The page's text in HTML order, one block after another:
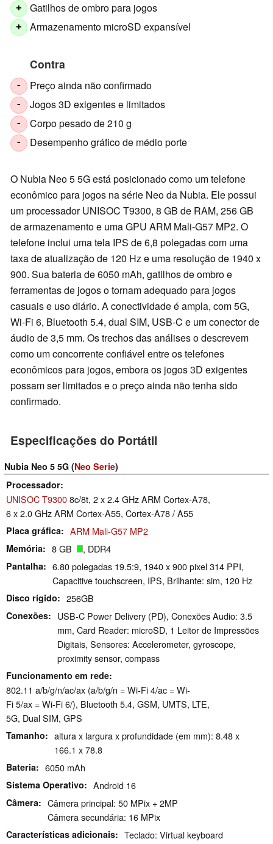
+ Gatilhos de ombro para jogos
+ Armazenamento microSD expansível
Contra
- Preço ainda não confirmado
- Jogos 3D exigentes e limitados
- Corpo pesado de 210 g
- Desempenho gráfico de médio porte
O Nubia Neo 5 5G está posicionado como um telefone
econômico para jogos na série Neo da Nubia. Ele possui
um processador UNISOC T9300, 8 GB de RAM, 256 GB
de armazenamento e uma GPU ARM Mali-G57 MP2. O
telefone inclui uma tela IPS de 6,8 polegadas com uma
taxa de atualização de 120 Hz e uma resolução de 1940 x
900. Sua bateria de 6050 mAh, gatilhos de ombro e
ferramentas de jogos o tornam adequado para jogos
casuais e uso diário. A conectividade é ampla, com 5G,
Wi-Fi 6, Bluetooth 5.4, dual SIM, USB-C e um conector de
áudio de 3,5 mm. Os trechos das análises o descrevem
como um concorrente confiável entre os telefones
econômicos para jogos, embora os jogos 3D exigentes
possam ser limitados e o preço ainda não tenha sido
confirmado.
Especificações do Portátil
Nubia Neo 5 5G (Neo Serie)
Processador
UNISOC T93008c/8t, 2 x 2.4 GHz ARM Cortex-A78,
6 x 2.0 GHz ARM Cortex-A55, Cortex-A78 / A55
Placa gráfica ARM Mali-G57 MP2
Memória 8 GB , DDR4
Pantalha
6.80 polegadas 19.5:9, 1940 x 900 pixel 314 PPI,
Capacitive touchscreen, IPS, Brilhante: sim, 120 Hz
Disco rígido 256GB
Conexões
USB-C Power Delivery (PD), Conexões Audio: 3.5
mm, Card Reader: microSD, 1 Leitor de Impressões
Digitais, Sensores: Accelerometer, gyroscope,
proximity sensor, compass
Funcionamento em rede
802.11 a/b/g/n/ac/ax (a/b/g/n = Wi-Fi 4/ac = Wi-
Fi 5/ax = Wi-Fi 6/), Bluetooth 5.4, GSM, UMTS, LTE,
5G, Dual SIM, GPS
Tamanho
altura x largura x profundidade (em mm): 8.48 x
166.1 x 78.8
Bateria 6050 mAh
Sistema Operativo Android 16
Câmera
Câmera principal: 50 MPix + 2MP
Câmera secundária: 16 MPix
Características adicionais Teclado: Virtual keyboard